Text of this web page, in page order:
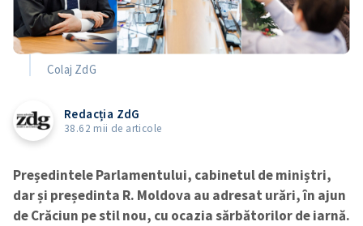
Colaj ZdG
Redacția ZdG
38.62 mii de articole
Președintele Parlamentului, cabinetul de miniștri,
dar și președinta R. Moldova au adresat urări, în ajun
de Crăciun pe stil nou, cu ocazia sărbătorilor de iarnă.